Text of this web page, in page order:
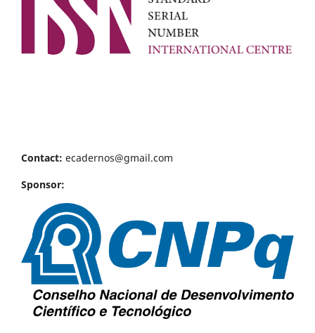
Contact: ecadernos@gmail.com
Sponsor: